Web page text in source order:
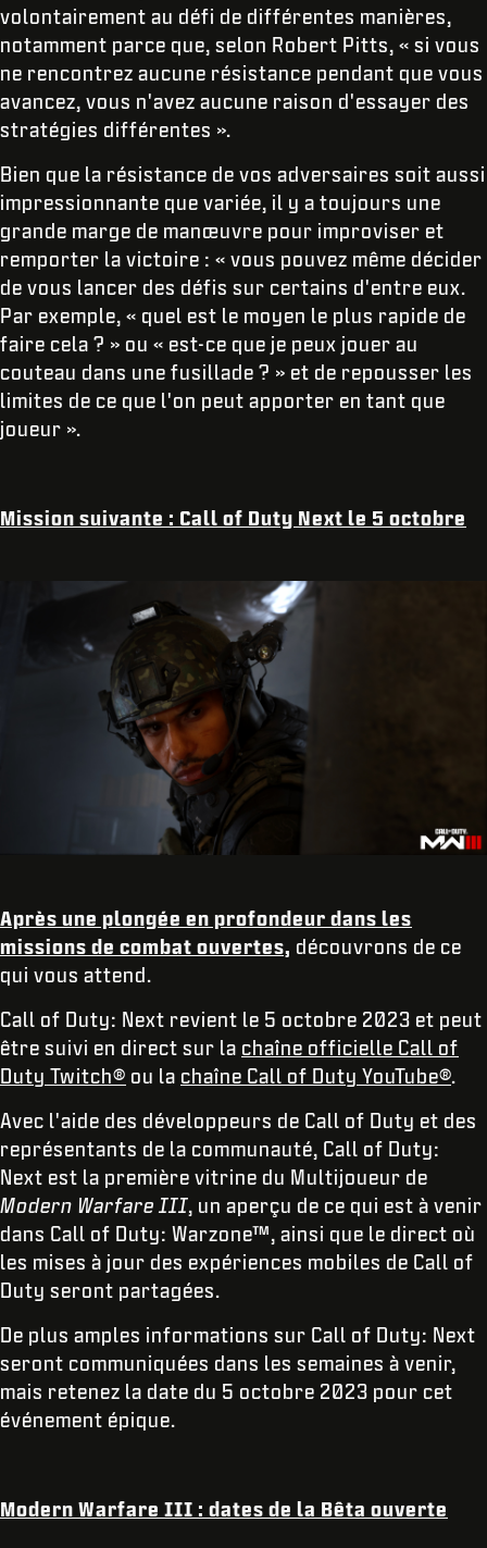
volontairement au défi de différentes manières,
notamment parce que, selon Robert Pitts, « si vous
ne rencontrez aucune résistance pendant que vous
avancez, vous n'avez aucune raison d'essayer des
stratégies différentes ».
Bien que la résistance de vos adversaires soit aussi
impressionnante que variée, il y a toujours une
grande marge de manœuvre pour improviser et
remporter la victoire : « vous pouvez même décider
de vous lancer des défis sur certains d'entre eux.
Par exemple, « quel est le moyen le plus rapide de
faire cela ? » ou « est-ce que je peux jouer au
couteau dans une fusillade ? » et de repousser les
limites de ce que l'on peut apporter en tant que
joueur ».
Mission suivante : Call of Duty Next le 5 octobre
Après une plongée en profondeur dans les
missions de combat ouvertes, découvrons de ce
qui vous attend.
Call of Duty: Next revient le 5 octobre 2023 et peut
être suivi en direct sur la chaîne officielle Call of
Duty Twitch® ou la chaîne Call of Duty YouTube®.
Avec l'aide des développeurs de Call of Duty et des
représentants de la communauté, Call of Duty:
Next est la première vitrine du Multijoueur de
Modern Warfare III, un aperçu de ce qui est à venir
dans Call of Duty: Warzone™, ainsi que le direct où
les mises à jour des expériences mobiles de Call of
Duty seront partagées.
De plus amples informations sur Call of Duty: Next
seront communiquées dans les semaines à venir,
mais retenez la date du 5 octobre 2023 pour cet
événement épique.
Modern Warfare III : dates de la Bêta ouverte